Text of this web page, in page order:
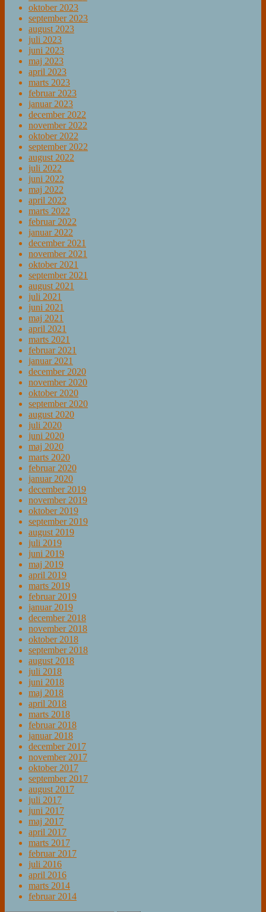
oktober 2023
september 2023
august 2023
juli 2023
juni 2023
maj 2023
april 2023
marts 2023
februar 2023
januar 2023
december 2022
november 2022
oktober 2022
september 2022
august 2022
juli 2022
juni 2022
maj 2022
april 2022
marts 2022
februar 2022
januar 2022
december 2021
november 2021
oktober 2021
september 2021
august 2021
juli 2021
juni 2021
maj 2021
april 2021
marts 2021
februar 2021
januar 2021
december 2020
november 2020
oktober 2020
september 2020
august 2020
juli 2020
juni 2020
maj 2020
marts 2020
februar 2020
januar 2020
december 2019
november 2019
oktober 2019
september 2019
august 2019
juli 2019
juni 2019
maj 2019
april 2019
marts 2019
februar 2019
januar 2019
december 2018
november 2018
oktober 2018
september 2018
august 2018
juli 2018
juni 2018
maj 2018
april 2018
marts 2018
februar 2018
januar 2018
december 2017
november 2017
oktober 2017
september 2017
august 2017
juli 2017
juni 2017
maj 2017
april 2017
marts 2017
februar 2017
juli 2016
april 2016
marts 2014
februar 2014